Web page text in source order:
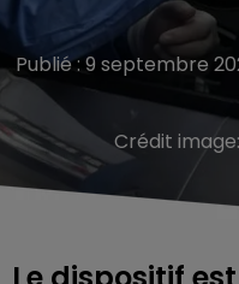
Publié : 9 septembre
Crédit image: